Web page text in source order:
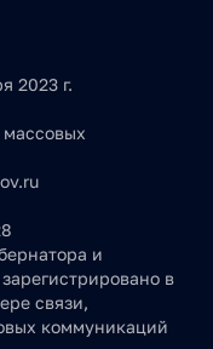
2023 г.
и
в
связи,
коммуникаций